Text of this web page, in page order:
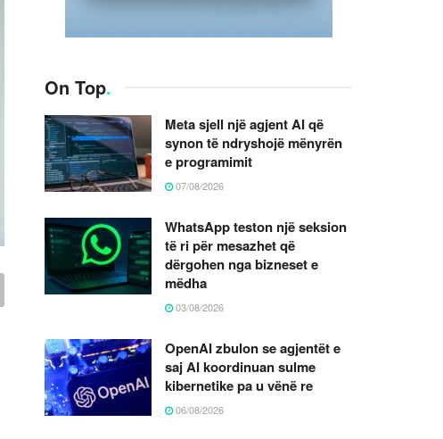
On Top.
Meta sjell një agjent AI që
synon të ndryshojë mënyrën
e programimit
07/08/2026
WhatsApp teston një seksion
të ri për mesazhet që
dërgohen nga bizneset e
mëdha
03/08/2026
OpenAI zbulon se agjentët e
saj AI koordinuan sulme
kibernetike pa u vënë re
06/08/2026